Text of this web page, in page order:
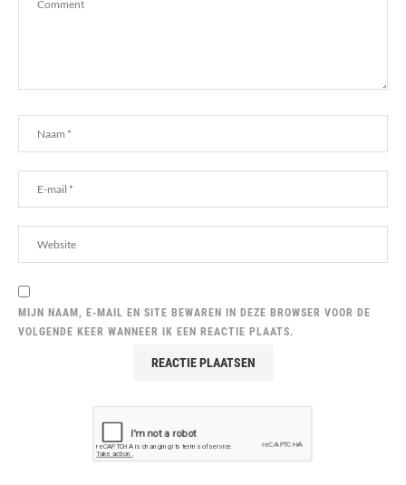
MIJN NAAM, E-MAIL EN SITE BEWAREN IN DEZE BROWSER VOOR DE
VOLGENDE KEER WANNEER IK EEN REACTIE PLAATS.